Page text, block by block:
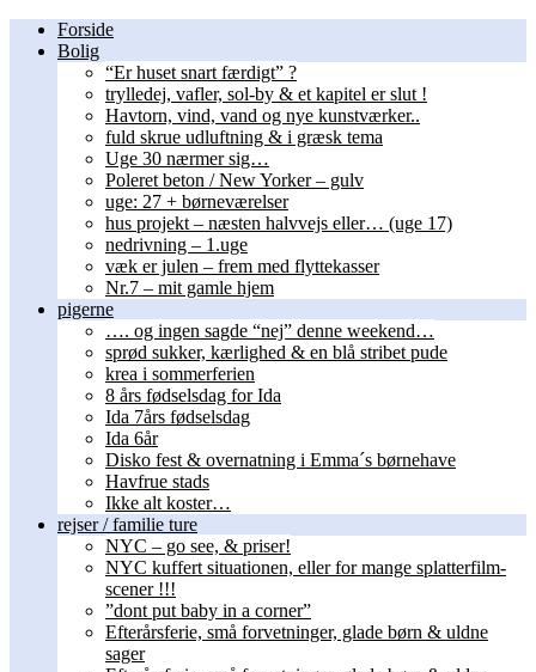
Forside
Bolig
“Er huset snart færdigt” ?
trylledej, vafler, sol-by & et kapitel er slut !
Havtorn, vind, vand og nye kunstværker..
fuld skrue udluftning & i græsk tema
Uge 30 nærmer sig…
Poleret beton / New Yorker – gulv
uge: 27 + børneværelser
hus projekt – næsten halvvejs eller… (uge 17)
nedrivning – 1.uge
væk er julen – frem med flyttekasser
Nr.7 – mit gamle hjem
pigerne
…. og ingen sagde “nej” denne weekend…
sprød sukker, kærlighed & en blå stribet pude
krea i sommerferien
8 års fødselsdag for Ida
Ida 7års fødselsdag
Ida 6år
Disko fest & overnatning i Emma´s børnehave
Havfrue stads
Ikke alt koster…
rejser / familie ture
NYC – go see, & priser!
NYC kuffert situationen, eller for mange splatterfilm-
scener !!!
”dont put baby in a corner”
Efterårsferie, små forvetninger, glade børn & uldne
sager